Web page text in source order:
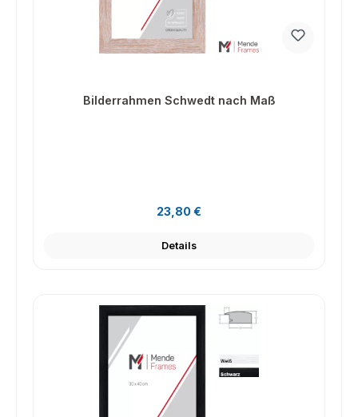
Bilderrahmen Schwedt nach Maß
Regulärer Preis:
23,80 €
Details